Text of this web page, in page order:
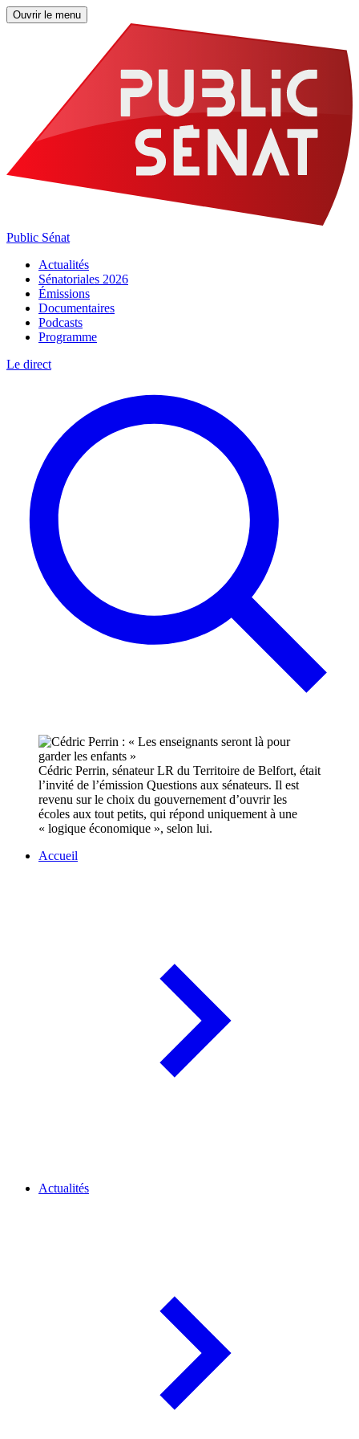
Ouvrir le menu
Public Sénat
Actualités
Sénatoriales 2026
Émissions
Documentaires
Podcasts
Programme
Le direct
Cédric Perrin, sénateur LR du Territoire de Belfort, était
l’invité de l’émission Questions aux sénateurs. Il est
revenu sur le choix du gouvernement d’ouvrir les
écoles aux tout petits, qui répond uniquement à une
« logique économique », selon lui.
Accueil
Actualités